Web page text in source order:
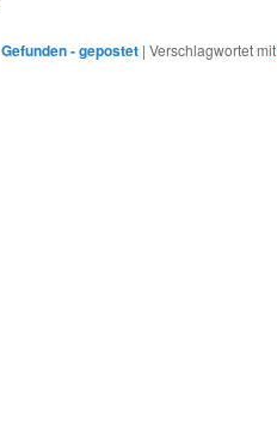
Gefunden - gepostet | Verschlagwortet mit